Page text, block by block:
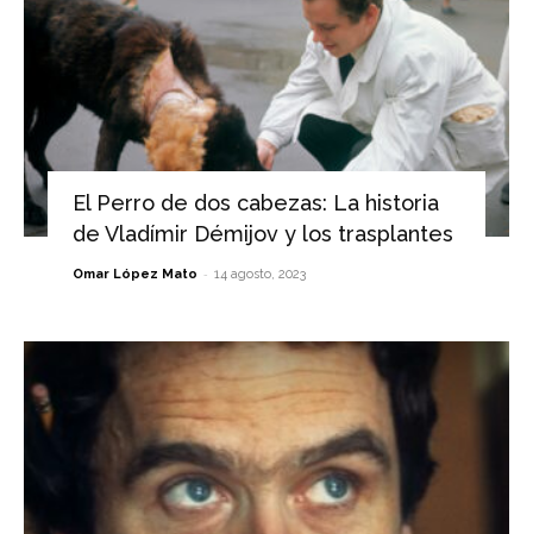
El Perro de dos cabezas: La historia
de Vladímir Démijov y los trasplantes
Omar López Mato - 14 agosto, 2023